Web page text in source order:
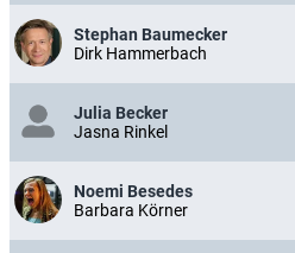
Stephan Baumecker
Dirk Hammerbach
Julia Becker
Jasna Rinkel
Noemi Besedes
Barbara Körner